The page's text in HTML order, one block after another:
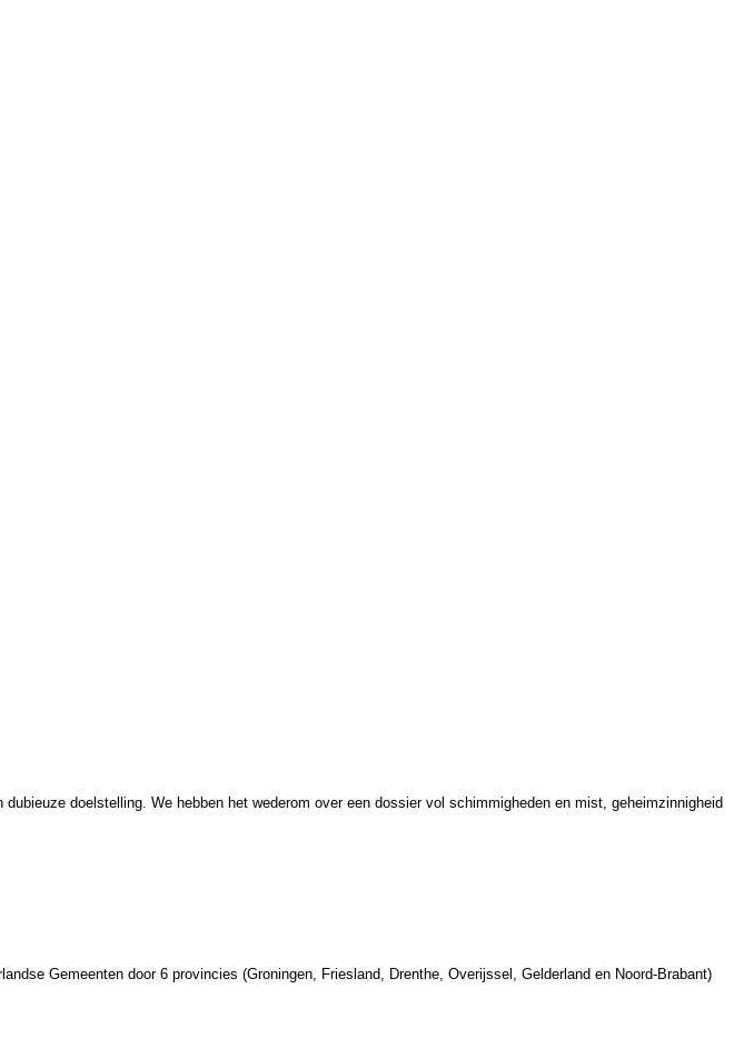
doelstelling. We hebben het wederom over een dossier vol schimmigheden en mist, geheimzinnigheid
Gemeenten door 6 provincies (Groningen, Friesland, Drenthe, Overijssel, Gelderland en Noord-Brabant)